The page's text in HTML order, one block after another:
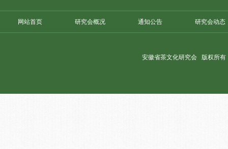
网站首页 研究会概况 通知公告 研究会动态
安徽省茶文化研究会 版权所